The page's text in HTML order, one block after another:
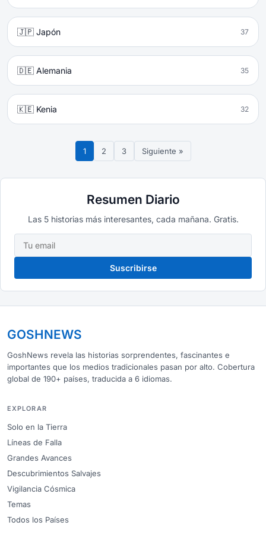
🇯🇵 Japón 37
🇩🇪 Alemania 35
🇰🇪 Kenia 32
1 2 3 Siguiente »
Resumen Diario
Las 5 historias más interesantes, cada mañana. Gratis.
Suscribirse
GOSHNEWS
GoshNews revela las historias sorprendentes, fascinantes e
importantes que los medios tradicionales pasan por alto. Cobertura
global de 190+ países, traducida a 6 idiomas.
EXPLORAR
Solo en la Tierra
Líneas de Falla
Grandes Avances
Descubrimientos Salvajes
Vigilancia Cósmica
Temas
Todos los Países